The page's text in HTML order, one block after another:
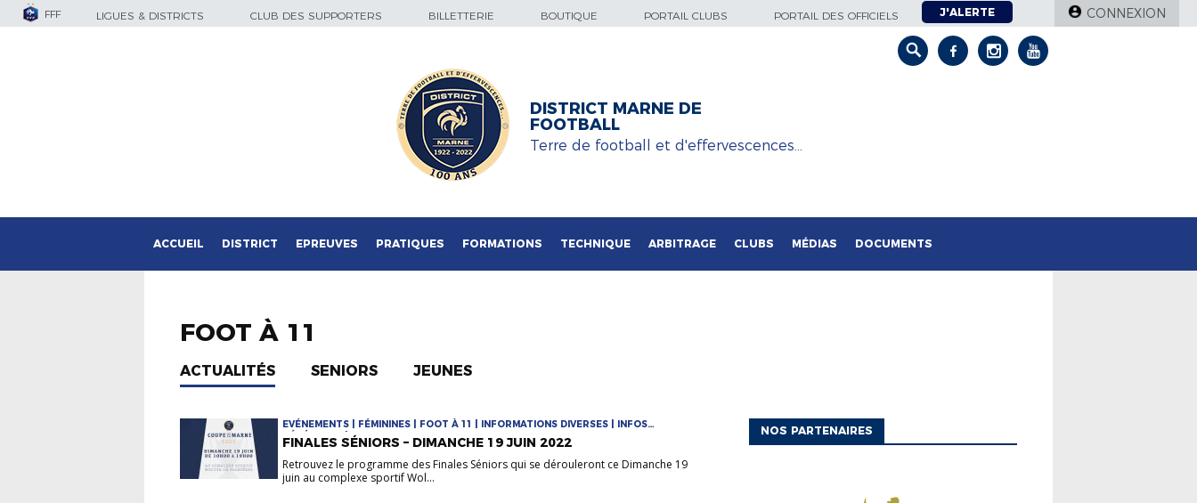
FFF LIGUES & DISTRICTS CLUB DES SUPPORTERS BILLETTERIE BOUTIQUE PORTAIL CLUBS PORTAIL DES OFFICIELS J'ALERTE CONNEXION
DISTRICT MARNE DE
FOOTBALL
Terre de football et d'effervescences…
ACCUEIL DISTRICT EPREUVES PRATIQUES FORMATIONS TECHNIQUE ARBITRAGE CLUBS MÉDIAS DOCUMENTS
FOOT À 11
ACTUALITÉS SENIORS JEUNES
EVÉNEMENTS | FÉMININES | FOOT À 11 | INFORMATIONS DIVERSES | INFOS
GÉNÉRALES | SENIORS
FINALES SÉNIORS – DIMANCHE 19 JUIN 2022
Retrouvez le programme des Finales Séniors qui se dérouleront ce Dimanche 19
juin au complexe sportif Wol...
NOS PARTENAIRES